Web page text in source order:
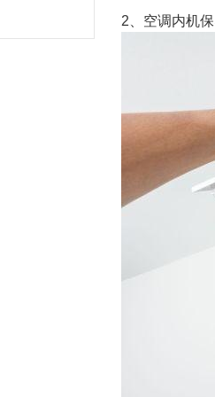
2、空调内机